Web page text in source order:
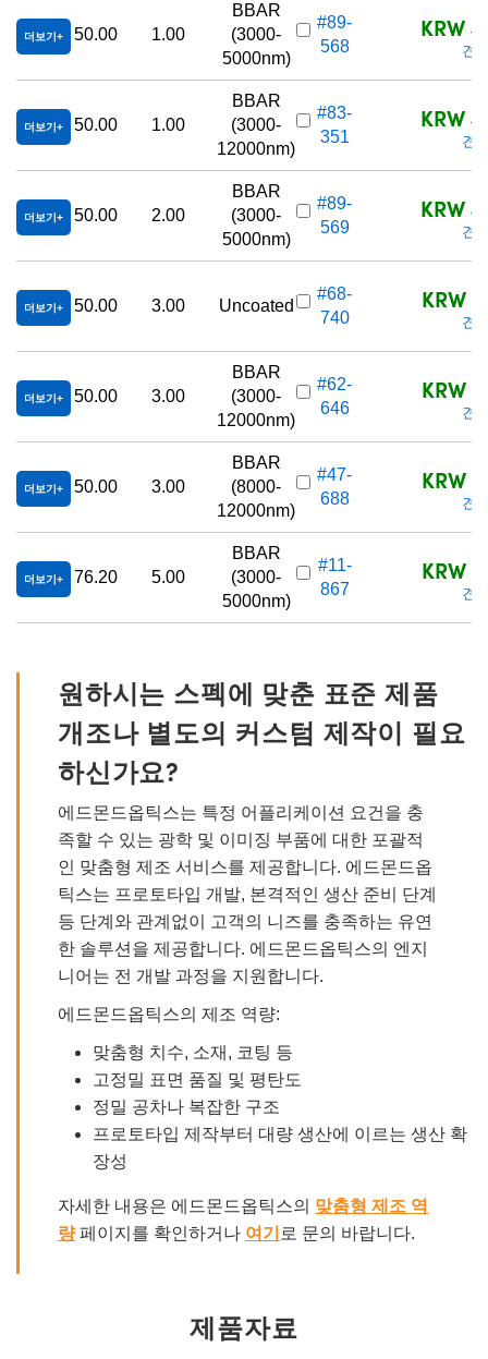
더보기 50.00 1.00
BBAR
(3000-
5000nm)
#89-
568
KRW
견
더보기 50.00 1.00
BBAR
(3000-
12000nm)
#83-
351
KRW
견
더보기 50.00 2.00
BBAR
(3000-
5000nm)
#89-
569
KRW
견
더보기 50.00 3.00 Uncoated
#68-
740
KRW
견
더보기 50.00 3.00
BBAR
(3000-
12000nm)
#62-
646
KRW
견
더보기 50.00 3.00
BBAR
(8000-
12000nm)
#47-
688
KRW
견
더보기 76.20 5.00
BBAR
(3000-
5000nm)
#11-
867
KRW
견
원하시는 스펙에 맞춘 표준 제품
개조나 별도의 커스텀 제작이 필요
하신가요?
에드몬드옵틱스는 특정 어플리케이션 요건을 충
족할 수 있는 광학 및 이미징 부품에 대한 포괄적
인 맞춤형 제조 서비스를 제공합니다. 에드몬드옵
틱스는 프로토타입 개발, 본격적인 생산 준비 단계
등 단계와 관계없이 고객의 니즈를 충족하는 유연
한 솔루션을 제공합니다. 에드몬드옵틱스의 엔지
니어는 전 개발 과정을 지원합니다.
에드몬드옵틱스의 제조 역량:
맞춤형 치수, 소재, 코팅 등
고정밀 표면 품질 및 평탄도
정밀 공차나 복잡한 구조
프로토타입 제작부터 대량 생산에 이르는 생산 확
장성
자세한 내용은 에드몬드옵틱스의 맞춤형 제조 역
량페이지를 확인하거나 여기 로 문의 바랍니다.
제품자료